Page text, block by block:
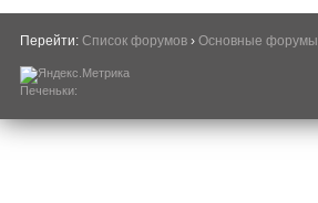
Перейти: Список форумов › Основные форумы
Печеньки: